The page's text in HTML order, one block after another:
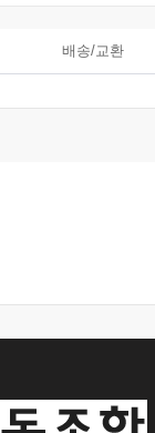
배송/교환